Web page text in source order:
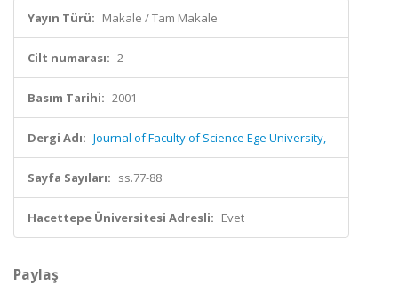
Yayın Türü: Makale / Tam Makale
Cilt numarası: 2
Basım Tarihi: 2001
Dergi Adı: Journal of Faculty of Science Ege University,
Sayfa Sayıları: ss.77-88
Hacettepe Üniversitesi Adresli: Evet
Paylaş